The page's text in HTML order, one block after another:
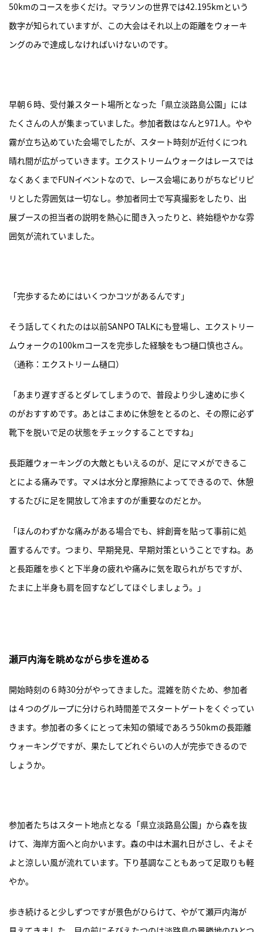
with SUKU²
50kmのコースを歩くだけ。マラソンの世界では42.195kmという
数字が知られていますが、この大会はそれ以上の距離をウォーキ
ングのみで達成しなければいけないのです。
早朝６時、受付兼スタート場所となった「県立淡路島公園」には
たくさんの人が集まっていました。参加者数はなんと971人。やや
霧が立ち込めていた会場でしたが、スタート時刻が近付くにつれ
晴れ間が広がっていきます。エクストリームウォークはレースでは
なくあくまでFUNイベントなので、レース会場にありがちなピリピ
リとした雰囲気は一切なし。参加者同士で写真撮影をしたり、出
展ブースの担当者の説明を熱心に聞き入ったりと、終始穏やかな雰
囲気が流れていました。
「完歩するためにはいくつかコツがあるんです」
そう話してくれたのは以前SANPO TALKにも登場し、エクストリー
ムウォークの100kmコースを完歩した経験をもつ樋口慎也さん。
（通称：エクストリーム樋口）
「あまり遅すぎるとダレてしまうので、普段より少し速めに歩く
のがおすすめです。あとはこまめに休憩をとるのと、その際に必ず
靴下を脱いで足の状態をチェックすることですね」
長距離ウォーキングの大敵ともいえるのが、足にマメができるこ
とによる痛みです。マメは水分と摩擦熱によってできるので、休憩
するたびに足を開放して冷ますのが重要なのだとか。
「ほんのわずかな痛みがある場合でも、絆創膏を貼って事前に処
置するんです。つまり、早期発見、早期対策ということですね。あ
と長距離を歩くと下半身の疲れや痛みに気を取られがちですが、
たまに上半身も肩を回すなどしてほぐしましょう。」
瀬戸内海を眺めながら歩を進める
開始時刻の６時30分がやってきました。混雑を防ぐため、参加者
は４つのグループに分けられ時間差でスタートゲートをくぐってい
きます。参加者の多くにとって未知の領域であろう50kmの長距離
ウォーキングですが、果たしてどれぐらいの人が完歩できるので
しょうか。
参加者たちはスタート地点となる「県立淡路島公園」から森を抜
けて、海岸方面へと向かいます。森の中は木漏れ日がさし、そよそ
よと涼しい風が流れています。下り基調なこともあって足取りも軽
やか。
歩き続けると少しずつですが景色がひらけて、やがて瀬戸内海が